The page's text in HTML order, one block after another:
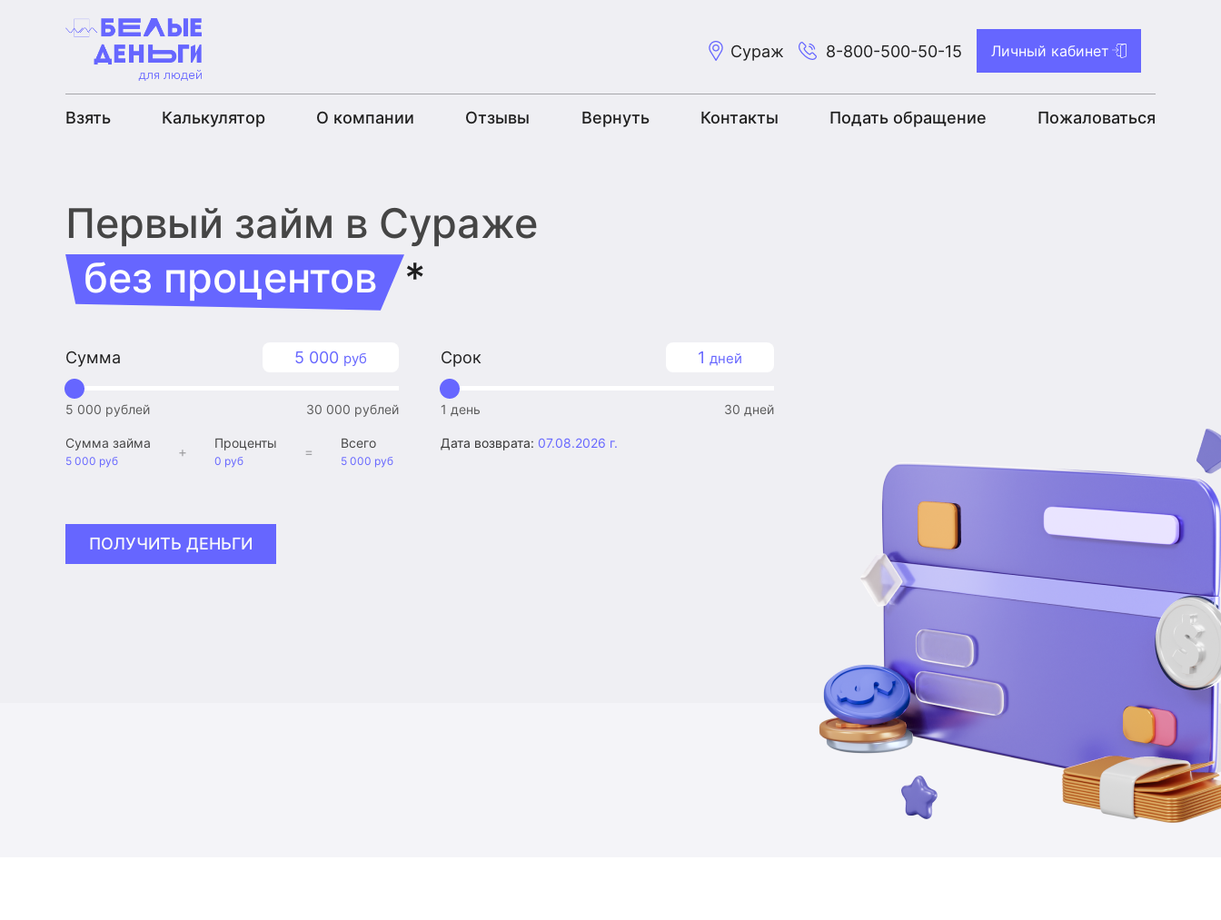
Сураж 8-800-500-50-15 Личный кабинет
Взять Калькулятор О компании Отзывы Вернуть Контакты Подать обращение Пожаловаться
Первый займ в Сураже
без процентов
*
5 000 руб
Сумма
5 000 рублей 30 000 рублей
1 дней
Срок
1 день 30 дней
Сумма займа
5 000 руб
+
Проценты
0 руб
=
Всего
5 000 руб
Дата возврата: 07.08.2026 г.
ПОЛУЧИТЬ ДЕНЬГИ